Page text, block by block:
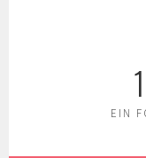
EIN